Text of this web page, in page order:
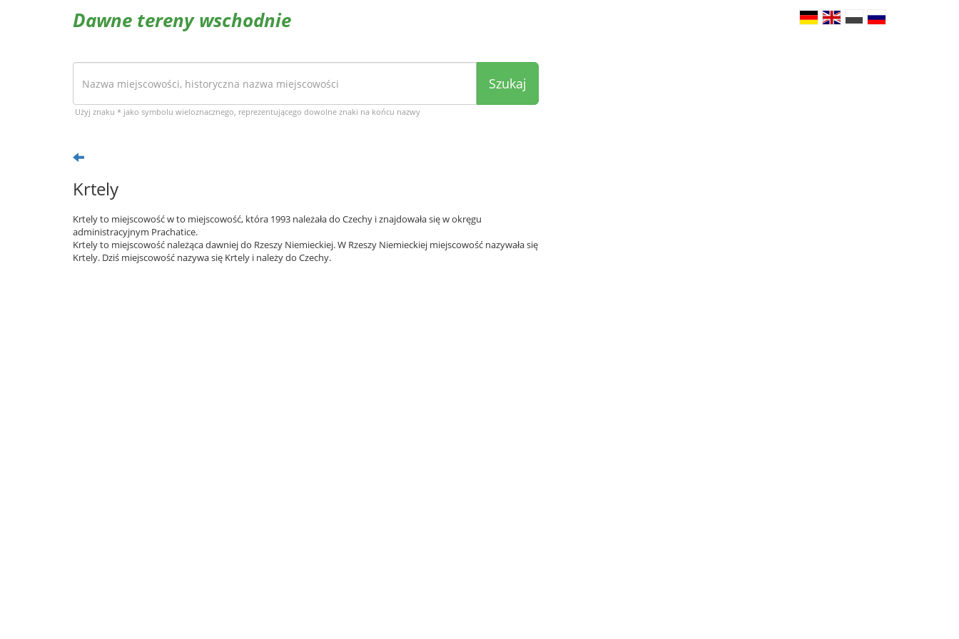
Dawne tereny wschodnie
Szukaj
Użyj znaku * jako symbolu wieloznacznego, reprezentującego dowolne znaki na końcu nazwy
Krtely
Krtely to miejscowość w to miejscowość, która 1993 należała do Czechy i znajdowała się w okręgu
administracyjnym Prachatice.
Krtely to miejscowość należąca dawniej do Rzeszy Niemieckiej. W Rzeszy Niemieckiej miejscowość nazywała się
Krtely. Dziś miejscowość nazywa się Krtely i należy do Czechy.